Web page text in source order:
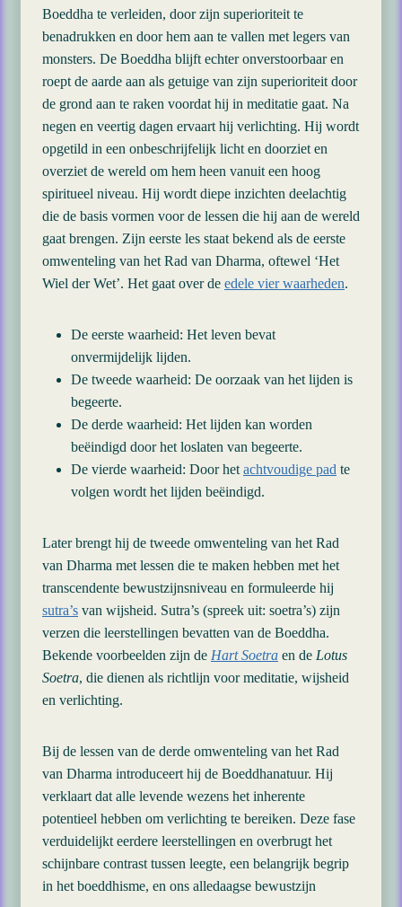
Boeddha te verleiden, door zijn superioriteit te
benadrukken en door hem aan te vallen met legers van
monsters. De Boeddha blijft echter onverstoorbaar en
roept de aarde aan als getuige van zijn superioriteit door
de grond aan te raken voordat hij in meditatie gaat. Na
negen en veertig dagen ervaart hij verlichting. Hij wordt
opgetild in een onbeschrijfelijk licht en doorziet en
overziet de wereld om hem heen vanuit een hoog
spiritueel niveau. Hij wordt diepe inzichten deelachtig
die de basis vormen voor de lessen die hij aan de wereld
gaat brengen. Zijn eerste les staat bekend als de eerste
omwenteling van het Rad van Dharma, oftewel ‘Het
Wiel der Wet’. Het gaat over de edele vier waarheden.
De eerste waarheid: Het leven bevat
onvermijdelijk lijden.
De tweede waarheid: De oorzaak van het lijden is
begeerte.
De derde waarheid: Het lijden kan worden
beëindigd door het loslaten van begeerte.
De vierde waarheid: Door het achtvoudige pad te
volgen wordt het lijden beëindigd.
Later brengt hij de tweede omwenteling van het Rad
van Dharma met lessen die te maken hebben met het
transcendente bewustzijnsniveau en formuleerde hij
sutra’s van wijsheid. Sutra’s (spreek uit: soetra’s) zijn
verzen die leerstellingen bevatten van de Boeddha.
Bekende voorbeelden zijn de Hart Soetra en de Lotus
Soetra, die dienen als richtlijn voor meditatie, wijsheid
en verlichting.
Bij de lessen van de derde omwenteling van het Rad
van Dharma introduceert hij de Boeddhanatuur. Hij
verklaart dat alle levende wezens het inherente
potentieel hebben om verlichting te bereiken. Deze fase
verduidelijkt eerdere leerstellingen en overbrugt het
schijnbare contrast tussen leegte, een belangrijk begrip
in het boeddhisme, en ons alledaagse bewustzijn